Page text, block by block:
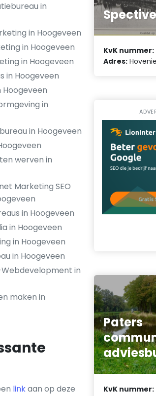
in
in Hoogeveen
in Hoogeveen
in Hoogeveen
in Hoogeveen
in
in Hoogeveen
werven in
Marketing SEO
in Hoogeveen
in Hoogeveen
in Hoogeveen
in Hoogeveen
in
maken in
linkaan op deze
KvK nummer:
Adres:
Paters
KvK nummer: